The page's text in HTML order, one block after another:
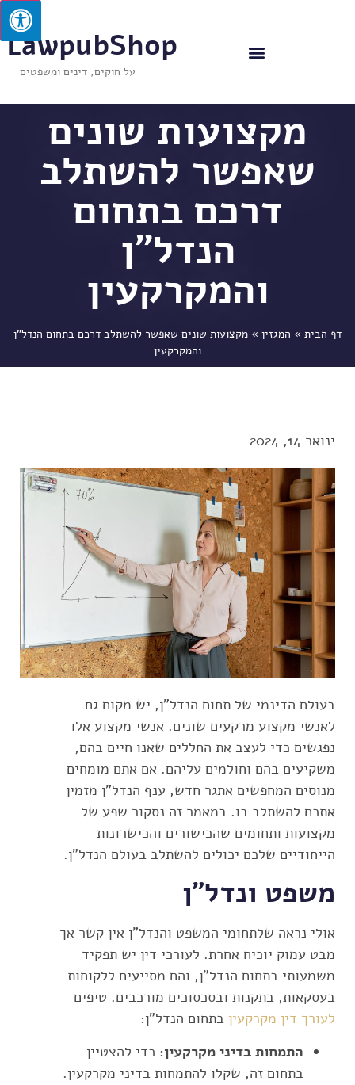
LawpubShop
על חוקים, דינים ומשפטים
מקצועות שונים
שאפשר להשתלב
דרכם בתחום
הנדל"ן
והמקרקעין
דף הבית » המגזין » מקצועות שונים שאפשר להשתלב דרכם בתחום הנדל"ן
והמקרקעין
ינואר 14, 2024
בעולם הדינמי של תחום הנדל"ן, יש מקום גם
לאנשי מקצוע מרקעים שונים. אנשי מקצוע אלו
נפגשים כדי לעצב את החללים שאנו חיים בהם,
משקיעים בהם וחולמים עליהם. אם אתם מומחים
מנוסים המחפשים אתגר חדש, ענף הנדל"ן מזמין
אתכם להשתלב בו. במאמר זה נסקור שפע של
מקצועות ותחומים שהכישורים והכישרונות
הייחודיים שלכם יכולים להשתלב בעולם הנדל"ן.
משפט ונדל"ן
אולי נראה שלתחומי המשפט והנדל"ן אין קשר אך
מבט עמוק יוכיח אחרת. לעורכי דין יש תפקיד
משמעותי בתחום הנדל"ן, והם מסייעים ללקוחות
בעסקאות, בתקנות ובסכסוכים מורכבים. טיפים
לעורך דין מקרקעין בתחום הנדל"ן:
התמחות בדיני מקרקעין: כדי להצטיין
בתחום זה, שקלו להתמחות בדיני מקרקעין.